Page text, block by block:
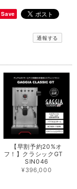
Save
通報する
【早割予約20%オ
フ！】クラシックGT
SIN046
¥396,000